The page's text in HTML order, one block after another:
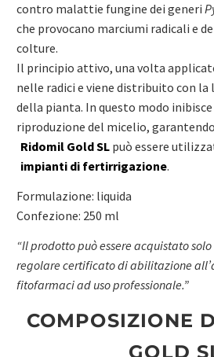
contro malattie fungine dei generi
che provocano marciumi radicali e
colture.
Il principio attivo, una volta
nelle radici e viene distribuito con
della pianta. In questo modo
riproduzione del micelio,
Ridomil Gold SL può essere
impianti di fertirrigazione.
Formulazione: liquida
Confezione: 250 ml
“Il prodotto può essere acquistato
regolare certificato di abilitazione
fitofarmaci ad uso professionale.”
COMPOSIZIONE
GOLD